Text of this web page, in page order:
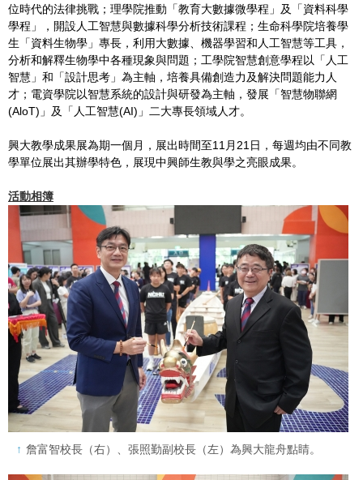
位時代的法律挑戰；理學院推動「教育大數據微學程」及「資料科學
學程」，開設人工智慧與數據科學分析技術課程；生命科學院培養學
生「資料生物學」專長，利用大數據、機器學習和人工智慧等工具，
分析和解釋生物學中各種現象與問題；工學院智慧創意學程以「人工
智慧」和「設計思考」為主軸，培養具備創造力及解決問題能力人
才；電資學院以智慧系統的設計與研發為主軸，發展「智慧物聯網
(AloT)」及「人工智慧(AI)」二大專長領域人才。
興大教學成果展為期一個月，展出時間至11月21日，每週均由不同教
學單位展出其辦學特色，展現中興師生教與學之亮眼成果。
活動相簿
詹富智校長（右）、張照勤副校長（左）為興大龍舟點睛。